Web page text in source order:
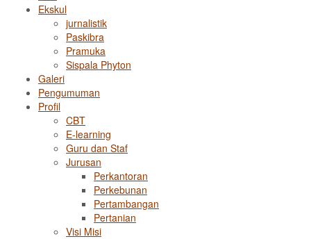
Ekskul
jurnalistik
Paskibra
Pramuka
Sispala Phyton
Galeri
Pengumuman
Profil
CBT
E-learning
Guru dan Staf
Jurusan
Perkantoran
Perkebunan
Pertambangan
Pertanian
Visi Misi